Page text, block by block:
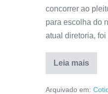
concorrer ao
para escolha do
atual diretoria,
Leia mais
Arquivado em: